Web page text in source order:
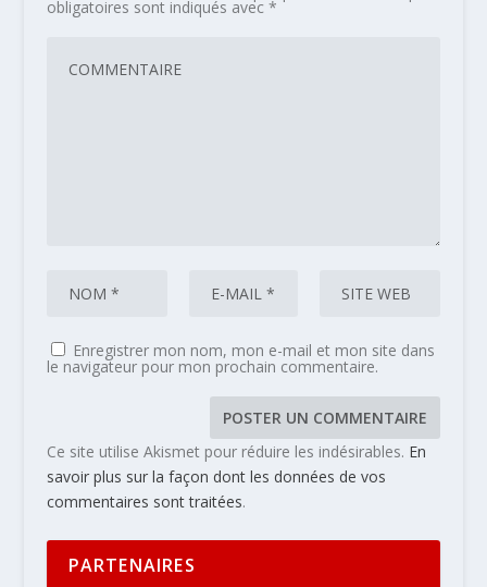
obligatoires sont indiqués avec *
Enregistrer mon nom, mon e-mail et mon site dans
le navigateur pour mon prochain commentaire.
Ce site utilise Akismet pour réduire les indésirables. En
savoir plus sur la façon dont les données de vos
commentaires sont traitées.
PARTENAIRES